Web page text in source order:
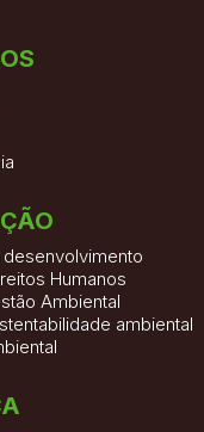
desenvolvimento
Humanos
Ambiental
ambiental